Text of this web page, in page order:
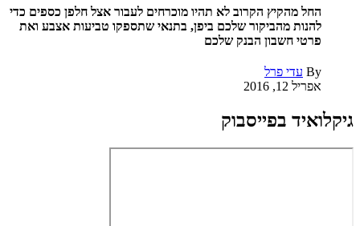
החל מהקיץ הקרוב לא תהיו מוכרחים לעבור אצל חלפן כספים כדי
להנות מהביקור שלכם ביפן, בתנאי שתספקו טביעות אצבע ואת
פרטי חשבון הבנק שלכם
By עדי פרל
אפריל 12, 2016
גיקלואיד בפייסבוק